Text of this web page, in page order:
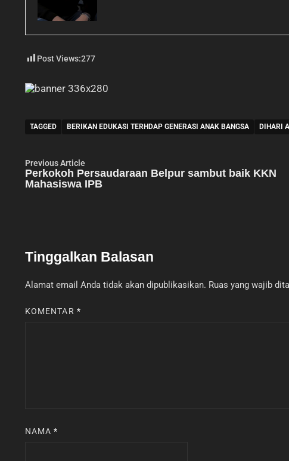
Post Views:277
TAGGED BERIKAN EDUKASI TERHDAP GENERASI ANAK BANGSA DIHARI
Navigasi
pos
Previous Article
article:
Perkokoh Persaudaraan Belpur sambut baik KKN
Mahasiswa IPB
Tinggalkan Balasan
Alamat email Anda tidak akan dipublikasikan. Ruas yang wajib
KOMENTAR *
NAMA*